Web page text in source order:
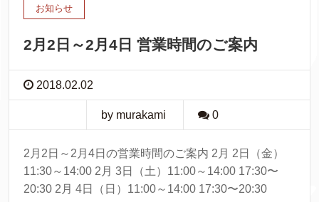
お知らせ
2月2日～2月4日 営業時間のご案内
2018.02.02
by murakami 0
2月2日～2月4日の営業時間のご案内 2月 2日（金）
11:30～14:00 2月 3日（土）11:00～14:00 17:30〜
20:30 2月 4日（日）11:00～14:00 17:30〜20:30